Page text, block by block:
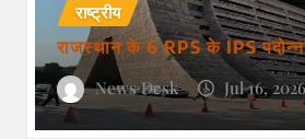
राष्ट्रीय
राजस्थान के 6 RPS के IPS
News Desk
Jul 16,